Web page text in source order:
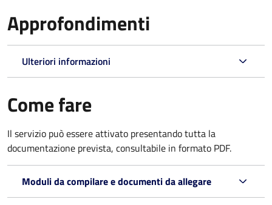
Approfondimenti
Ulteriori informazioni
Come fare
Il servizio può essere attivato presentando tutta la
documentazione prevista, consultabile in formato PDF.
Moduli da compilare e documenti da allegare